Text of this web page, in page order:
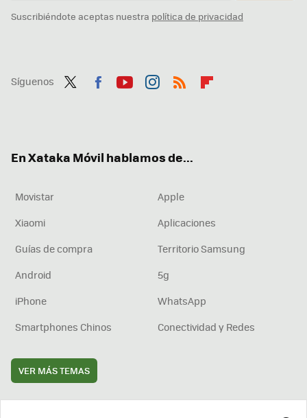
Suscribiéndote aceptas nuestra política de privacidad
Síguenos
En Xataka Móvil hablamos de...
Movistar
Apple
Xiaomi
Aplicaciones
Guías de compra
Territorio Samsung
Android
5g
iPhone
WhatsApp
Smartphones Chinos
Conectividad y Redes
VER MÁS TEMAS